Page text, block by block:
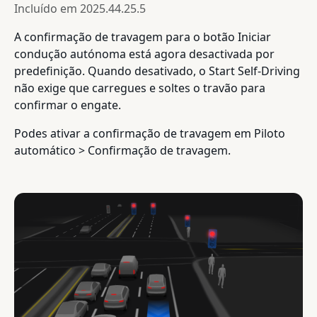
Incluído em 2025.44.25.5
A confirmação de travagem para o botão Iniciar
condução autónoma está agora desactivada por
predefinição. Quando desativado, o Start Self-Driving
não exige que carregues e soltes o travão para
confirmar o engate.
Podes ativar a confirmação de travagem em Piloto
automático > Confirmação de travagem.